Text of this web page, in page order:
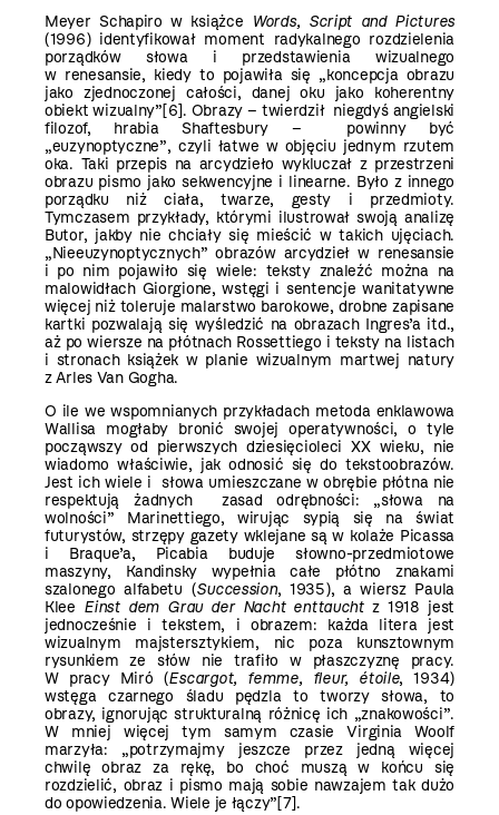
Meyer Schapiro w książce Words, Script and Pictures
(1996) identyfikował moment radykalnego rozdzielenia
porządków słowa i przedstawienia wizualnego
w renesansie, kiedy to pojawiła się „koncepcja obrazu
jako zjednoczonej całości, danej oku jako koherentny
obiekt wizualny”[6]. Obrazy – twierdził niegdyś angielski
filozof, hrabia Shaftesbury – powinny być
„euzynoptyczne”, czyli łatwe w objęciu jednym rzutem
oka. Taki przepis na arcydzieło wykluczał z przestrzeni
obrazu pismo jako sekwencyjne i linearne. Było z innego
porządku niż ciała, twarze, gesty i przedmioty.
Tymczasem przykłady, którymi ilustrował swoją analizę
Butor, jakby nie chciały się mieścić w takich ujęciach.
„Nieeuzynoptycznych” obrazów arcydzieł w renesansie
i po nim pojawiło się wiele: teksty znaleźć można na
malowidłach Giorgione, wstęgi i sentencje wanitatywne
więcej niż toleruje malarstwo barokowe, drobne zapisane
kartki pozwalają się wyśledzić na obrazach Ingres’a itd.,
aż po wiersze na płótnach Rossettiego i teksty na listach
i stronach książek w planie wizualnym martwej natury
z Arles Van Gogha.
O ile we wspomnianych przykładach metoda enklawowa
Wallisa mogłaby bronić swojej operatywności, o tyle
począwszy od pierwszych dziesięcioleci XX wieku, nie
wiadomo właściwie, jak odnosić się do tekstoobrazów.
Jest ich wiele i słowa umieszczane w obrębie płótna nie
respektują żadnych zasad odrębności: „słowa na
wolności” Marinettiego, wirując sypią się na świat
futurystów, strzępy gazety wklejane są w kolaże Picassa
i Braque’a, Picabia buduje słowno-przedmiotowe
maszyny, Kandinsky wypełnia całe płótno znakami
szalonego alfabetu (Succession, 1935), a wiersz Paula
Klee Einst dem Grau der Nacht enttauchtz 1918 jest
jednocześnie i tekstem, i obrazem: każda litera jest
wizualnym majstersztykiem, nic poza kunsztownym
rysunkiem ze słów nie trafiło w płaszczyznę pracy.
W pracy Miró (Escargot, femme, fleur, étoile, 1934)
wstęga czarnego śladu pędzla to tworzy słowa, to
obrazy, ignorując strukturalną różnicę ich „znakowości”.
W mniej więcej tym samym czasie Virginia Woolf
marzyła: „potrzymajmy jeszcze przez jedną więcej
chwilę obraz za rękę, bo choć muszą w końcu się
rozdzielić, obraz i pismo mają sobie nawzajem tak dużo
do opowiedzenia. Wiele je łączy”[7].